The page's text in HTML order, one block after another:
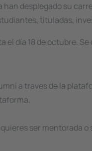
han desplegado su
tituladas,
día 18 de octubre.
a traves de la
ser mentorada o